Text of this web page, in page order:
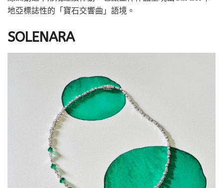
地亞標誌性的「寶石交響曲」語境。
SOLENARA